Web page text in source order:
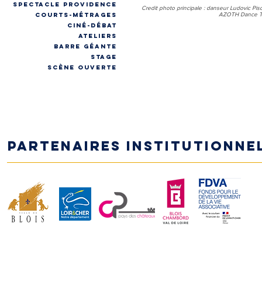
spectacle providence
COURTS-MÉTRAGES
CINÉ-DÉBAT
ateliers
Barre géante
stage
Scène ouverte
Credit photo principale : danseur Ludovic
AZOTH Dance
Partenaires